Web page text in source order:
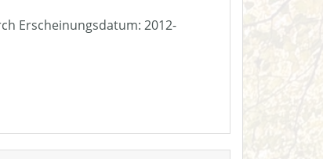
Erscheinungsdatum: 2012-